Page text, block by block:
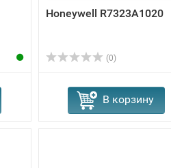
Honeywell R7323A1020
(0)
В корзину